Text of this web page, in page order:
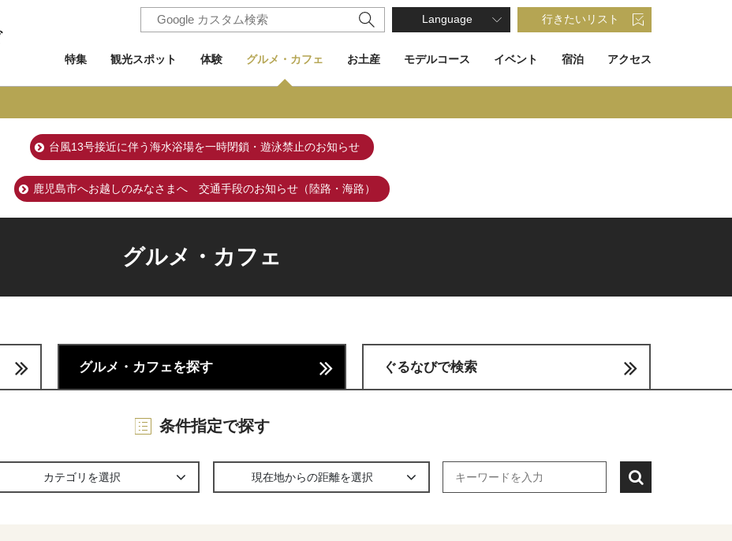
Language 行きたいリスト
特集 観光スポット 体験 グルメ・カフェ お土産 モデルコース イベント 宿泊 アクセス
台風13号接近に伴う海水浴場を一時閉鎖・遊泳禁止のお知らせ
鹿児島市へお越しのみなさまへ 交通手段のお知らせ（陸路・海路）
グルメ・カフェ
グルメ・カフェを探す ぐるなびで検索
条件指定で探す
カテゴリを選択 現在地からの距離を選択